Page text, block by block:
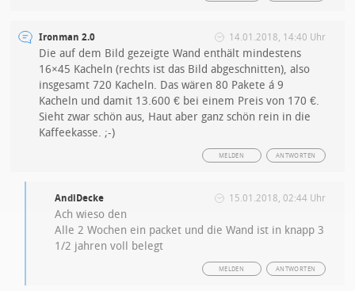
Ironman 2.0 14.01.2018, 14:40 Uhr
Die auf dem Bild gezeigte Wand enthält mindestens
16×45 Kacheln (rechts ist das Bild abgeschnitten), also
insgesamt 720 Kacheln. Das wären 80 Pakete á 9
Kacheln und damit 13.600 € bei einem Preis von 170 €.
Sieht zwar schön aus, Haut aber ganz schön rein in die
Kaffeekasse. ;-)
ANTWORTEN
MELDEN
AndiDecke 15.01.2018, 02:44 Uhr
Ach wieso den
Alle 2 Wochen ein packet und die Wand ist in knapp 3
1/2 jahren voll belegt
ANTWORTEN
MELDEN